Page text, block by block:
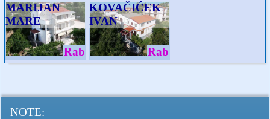
MARIJAN
MARE
Rab
KOVAČIĆEK
IVAN
Rab
NOTE: